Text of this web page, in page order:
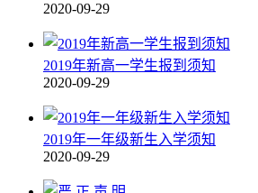
2020-09-29
2019年新高一学生报到须知
2020-09-29
2019年一年级新生入学须知
2020-09-29